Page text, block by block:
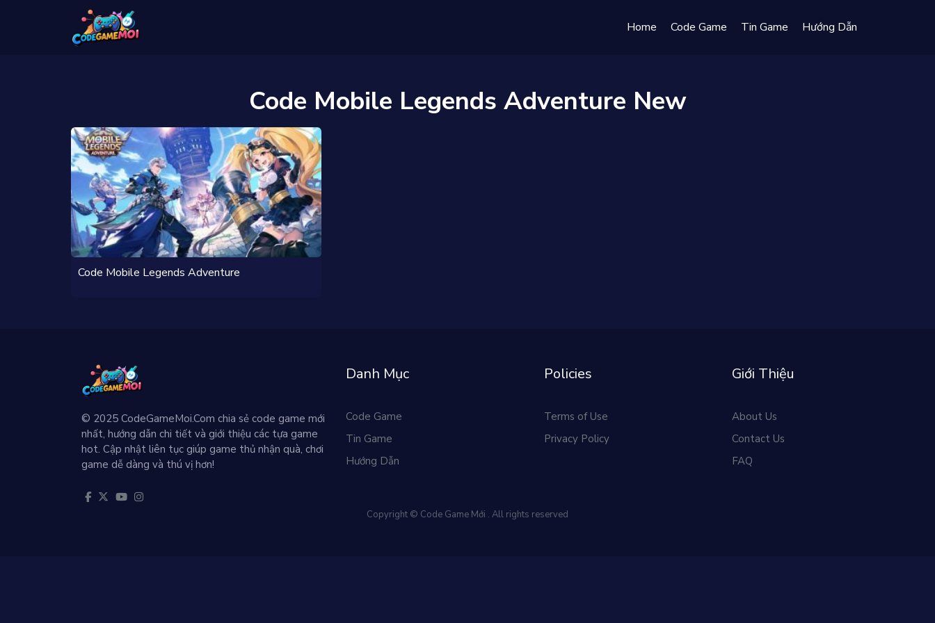
Home Code Game Tin Game Hướng Dẫn
Code Mobile Legends Adventure New
Code Mobile Legends Adventure
© 2025 CodeGameMoi.Com chia sẻ code game mới
nhất, hướng dẫn chi tiết và giới thiệu các tựa game
hot. Cập nhật liên tục giúp game thủ nhận quà, chơi
game dễ dàng và thú vị hơn!
Danh Mục
Code Game
Tin Game
Hướng Dẫn
Policies
Terms of Use
Privacy Policy
Giới Thiệu
About Us
Contact Us
FAQ
Copyright © Code Game Mới . All rights reserved